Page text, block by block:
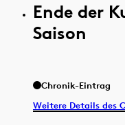
Ende der
Saison
Chronik-Eintrag
Weitere Details des